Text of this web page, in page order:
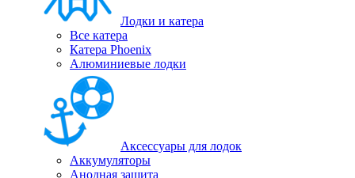
Лодки и катера
Все катера
Катера Phoenix
Алюминиевые лодки
Аксессуары для лодок
Аккумуляторы
Анодная защита